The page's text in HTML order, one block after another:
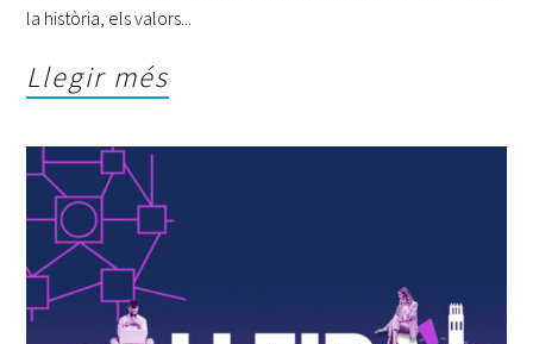
la història, els valors
Llegir més